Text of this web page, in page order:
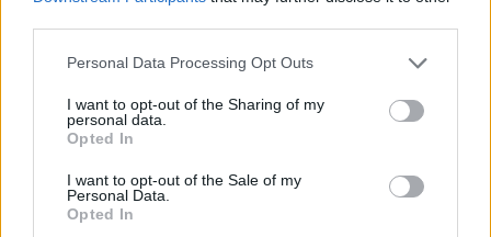
Personal Data Processing Opt Outs
I want to opt-out of the Sharing of my
personal data.
Opted In
I want to opt-out of the Sale of my
Personal Data.
Opted In
Δες όλες τις stars στη gallery και βρες τις